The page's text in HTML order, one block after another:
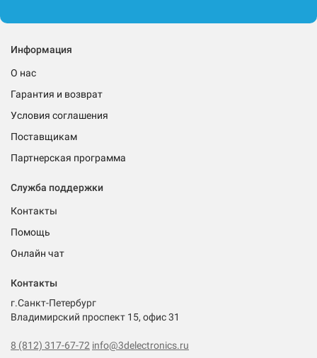
Информация
О нас
Гарантия и возврат
Условия соглашения
Поставщикам
Партнерская программа
Служба поддержки
Контакты
Помощь
Онлайн чат
Контакты
г.Санкт-Петербург
Владимирский проспект 15, офис 31
8 (812) 317-67-72 info@3delectronics.ru